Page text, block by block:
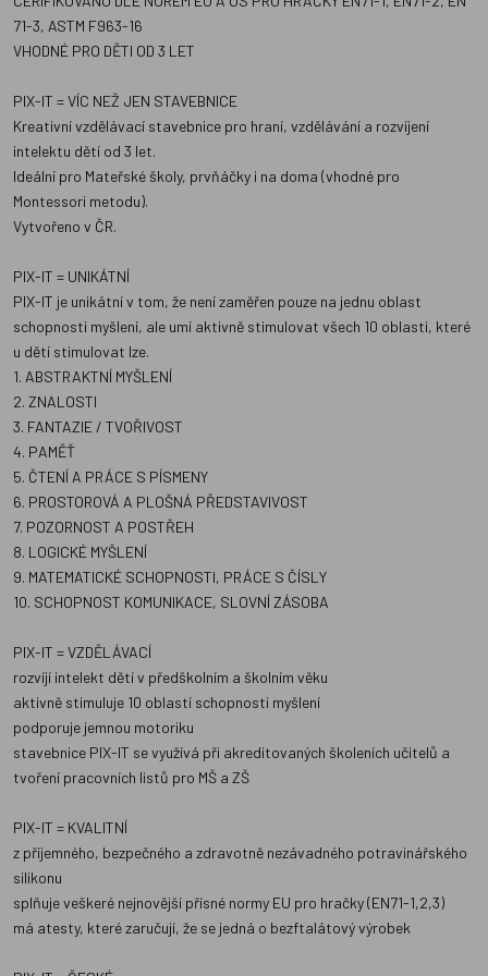
71-3, ASTM F963-16
VHODNÉ PRO DĚTI OD 3 LET
PIX-IT = VÍC NEŽ JEN STAVEBNICE
Kreativní vzdělávací stavebnice pro hraní, vzdělávání a rozvíjení
intelektu dětí od 3 let.
Ideální pro Mateřské školy, prvňáčky i na doma (vhodné pro
Montessori metodu).
Vytvořeno v ČR.
PIX-IT = UNIKÁTNÍ
PIX-IT je unikátní v tom, že není zaměřen pouze na jednu oblast
schopnosti myšlení, ale umí aktivně stimulovat všech 10 oblasti, které
u dětí stimulovat lze.
1. ABSTRAKTNÍ MYŠLENÍ
2. ZNALOSTI
3. FANTAZIE / TVOŘIVOST
4. PAMĚŤ
5. ČTENÍ A PRÁCE S PÍSMENY
6. PROSTOROVÁ A PLOŠNÁ PŘEDSTAVIVOST
7. POZORNOST A POSTŘEH
8. LOGICKÉ MYŠLENÍ
9. MATEMATICKÉ SCHOPNOSTI, PRÁCE S ČÍSLY
10. SCHOPNOST KOMUNIKACE, SLOVNÍ ZÁSOBA
PIX-IT = VZDĚLÁVACÍ
rozvíjí intelekt dětí v předškolním a školním věku
aktivně stimuluje 10 oblastí schopnosti myšlení
podporuje jemnou motoriku
stavebnice PIX-IT se využívá při akreditovaných školeních učitelů a
tvoření pracovních listů pro MŠ a ZŠ
PIX-IT = KVALITNÍ
z příjemného, bezpečného a zdravotně nezávadného potravinářského
silikonu
splňuje veškeré nejnovější přísné normy EU pro hračky (EN71-1,2,3)
má atesty, které zaručují, že se jedná o bezftalátový výrobek